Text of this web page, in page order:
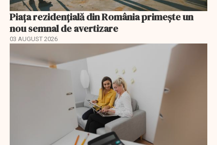
Piața rezidențială din România primește un
nou semnal de avertizare
03 AUGUST 2026